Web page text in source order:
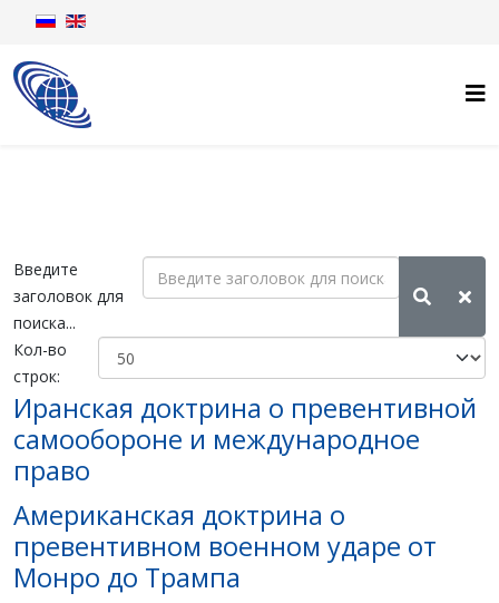
Введите
заголовок для
поиска...
Кол-во
строк:
Иранская доктрина о превентивной
самообороне и международное
право
Американская доктрина о
превентивном военном ударе от
Монро до Трампа